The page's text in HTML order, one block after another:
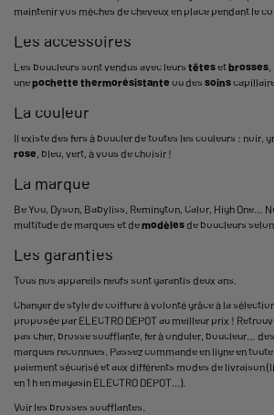
maintenir vos mèches de cheveux en place pendant le
Les accessoires
Les boucleurs sont vendus avec leurs têtesetbrosses,
unepochette thermorésistante ou des soins
La couleur
Il existe des fers à boucler de toutes les couleurs : noir,
rose, bleu, vert, à vous de choisir !
La marque
Be You, Dyson, Babyliss, Remington, Calor, High One…
multitude de marques et demodèlesde boucleurs
Les garanties
Tous nos appareils neufs sont garantis deux ans.
Changer de style de coiffure à volonté grâce à la
proposée par ELECTRO DEPOT au meilleur prix !
pas cher, brosse soufflante, fer à onduler, boucleur…
marques reconnues. Passez commande en ligne en
paiement sécurisé et aux différents modes de livraison
en 1 h en magasin ELECTRO DEPOT...).
Voir les brosses soufflantes.